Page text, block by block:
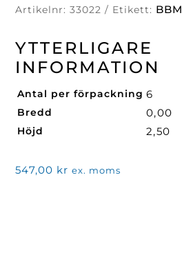
Artikelnr:33022 Etikett: BBM
YTTERLIGARE
INFORMATION
Antal per förpackning 6
Bredd 0,00
Höjd 2,50
547,00 kr ex. moms